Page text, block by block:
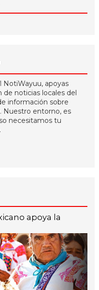
NotiWayuu, apoyas
noticias locales del
información sobre
Nuestro entorno, es
necesitamos tu
apoya la